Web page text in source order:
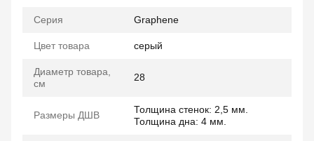
Серия Graphene
Цвет товара серый
Диаметр товара,
см
28
Размеры ДШВ
Толщина стенок: 2,5 мм.
Толщина дна: 4 мм.